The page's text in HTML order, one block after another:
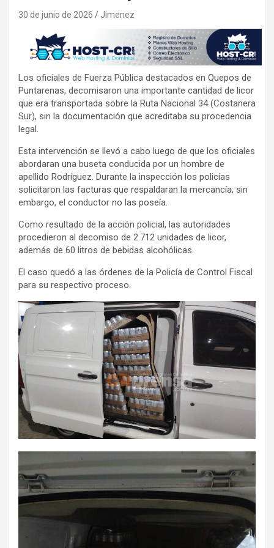
30 de junio de 2026 Jimenez
Los oficiales de Fuerza Pública destacados en Quepos de
Puntarenas, decomisaron una importante cantidad de licor
que era transportada sobre la Ruta Nacional 34 (Costanera
Sur), sin la documentación que acreditaba su procedencia
legal.
Esta intervención se llevó a cabo luego de que los oficiales
abordaran una buseta conducida por un hombre de
apellido Rodríguez. Durante la inspección los policías
solicitaron las facturas que respaldaran la mercancía; sin
embargo, el conductor no las poseía.
Como resultado de la acción policial, las autoridades
procedieron al decomiso de 2.712 unidades de licor,
además de 60 litros de bebidas alcohólicas.
El caso quedó a las órdenes de la Policía de Control Fiscal
para su respectivo proceso.